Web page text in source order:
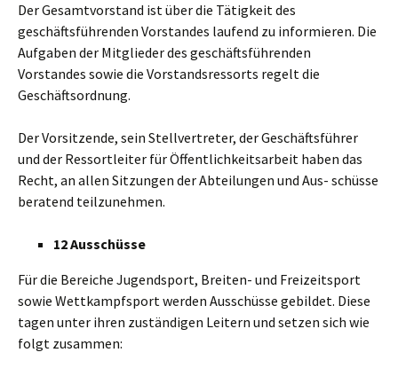
Der Gesamtvorstand ist über die Tätigkeit des
geschäftsführenden Vorstandes laufend zu informieren. Die
Aufgaben der Mitglieder des geschäftsführenden
Vorstandes sowie die Vorstandsressorts regelt die
Geschäftsordnung.
Der Vorsitzende, sein Stellvertreter, der Geschäftsführer
und der Ressortleiter für Öffentlichkeitsarbeit haben das
Recht, an allen Sitzungen der Abteilungen und Aus- schüsse
beratend teilzunehmen.
12 Ausschüsse
Für die Bereiche Jugendsport, Breiten- und Freizeitsport
sowie Wettkampfsport werden Ausschüsse gebildet. Diese
tagen unter ihren zuständigen Leitern und setzen sich wie
folgt zusammen: